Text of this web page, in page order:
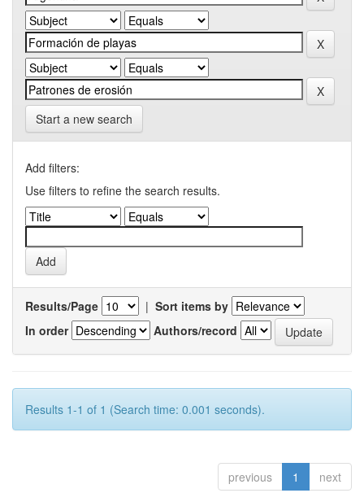
Start a new search
Add filters:
Use filters to refine the search results.
Results/Page | Sort items by
In order
Authors/record
Results 1-1 of 1 (Search time: 0.001 seconds).
previous 1 next